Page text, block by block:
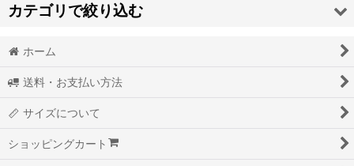
:
カテゴリで絞り込む
BRAND - ブランド- (全商品)
ANVIL
AS COLOUR
ホーム
送料・お支払い方法
サイズについて
ショッピングカート